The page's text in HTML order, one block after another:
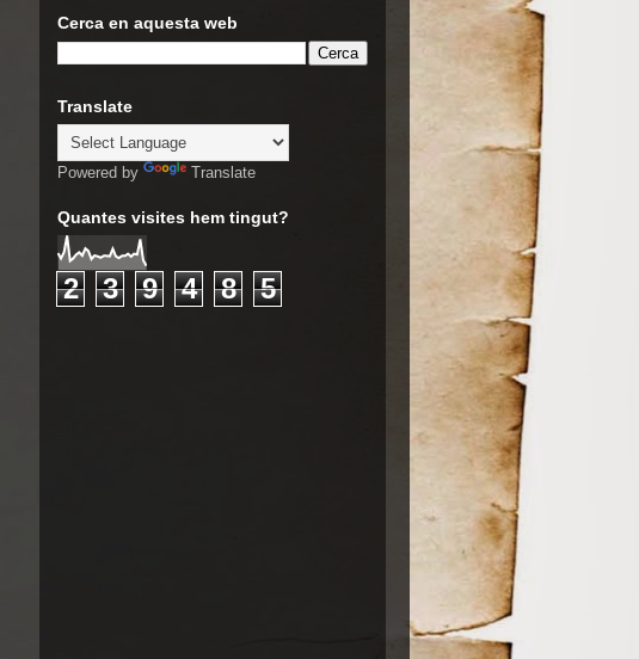
Cerca en aquesta web
Translate
Powered by Translate
Quantes visites hem tingut?
2 3 9 4 8 5